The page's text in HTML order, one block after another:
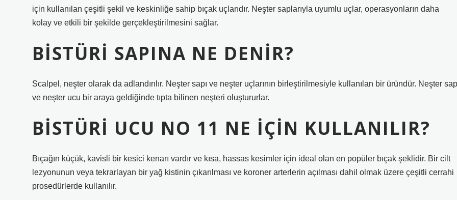
için kullanılan çeşitli şekil ve keskinliğe sahip bıçak uçlarıdır. Neşter saplarıyla uyumlu uçlar, operasyonların daha
kolay ve etkili bir şekilde gerçekleştirilmesini sağlar.
BISTÜRI SAPINA NE DENIR?
Scalpel, neşter olarak da adlandırılır. Neşter sapı ve neşter uçlarının birleştirilmesiyle kullanılan bir üründür. Neşter
ve neşter ucu bir araya geldiğinde tıpta bilinen neşteri oluştururlar.
BISTÜRI UCU NO 11 NE IÇIN KULLANILIR?
Bıçağın küçük, kavisli bir kesici kenarı vardır ve kısa, hassas kesimler için ideal olan en popüler bıçak şeklidir. Bir cilt
lezyonunun veya tekrarlayan bir yağ kistinin çıkarılması ve koroner arterlerin açılması dahil olmak üzere çeşitli cerrahi
prosedürlerde kullanılır.